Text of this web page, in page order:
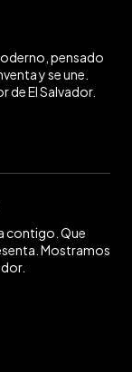
pensado
y se une.
de El Salvador.
contigo. Que
Mostramos